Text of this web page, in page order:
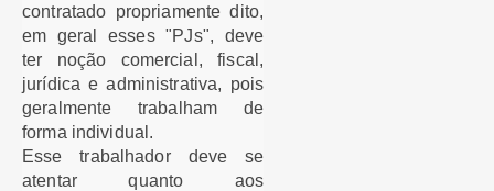
contratado propriamente dito,
em geral esses "PJs", deve
ter noção comercial, fiscal,
jurídica e administrativa, pois
geralmente trabalham de
forma individual.
Esse trabalhador deve se
atentar quanto aos